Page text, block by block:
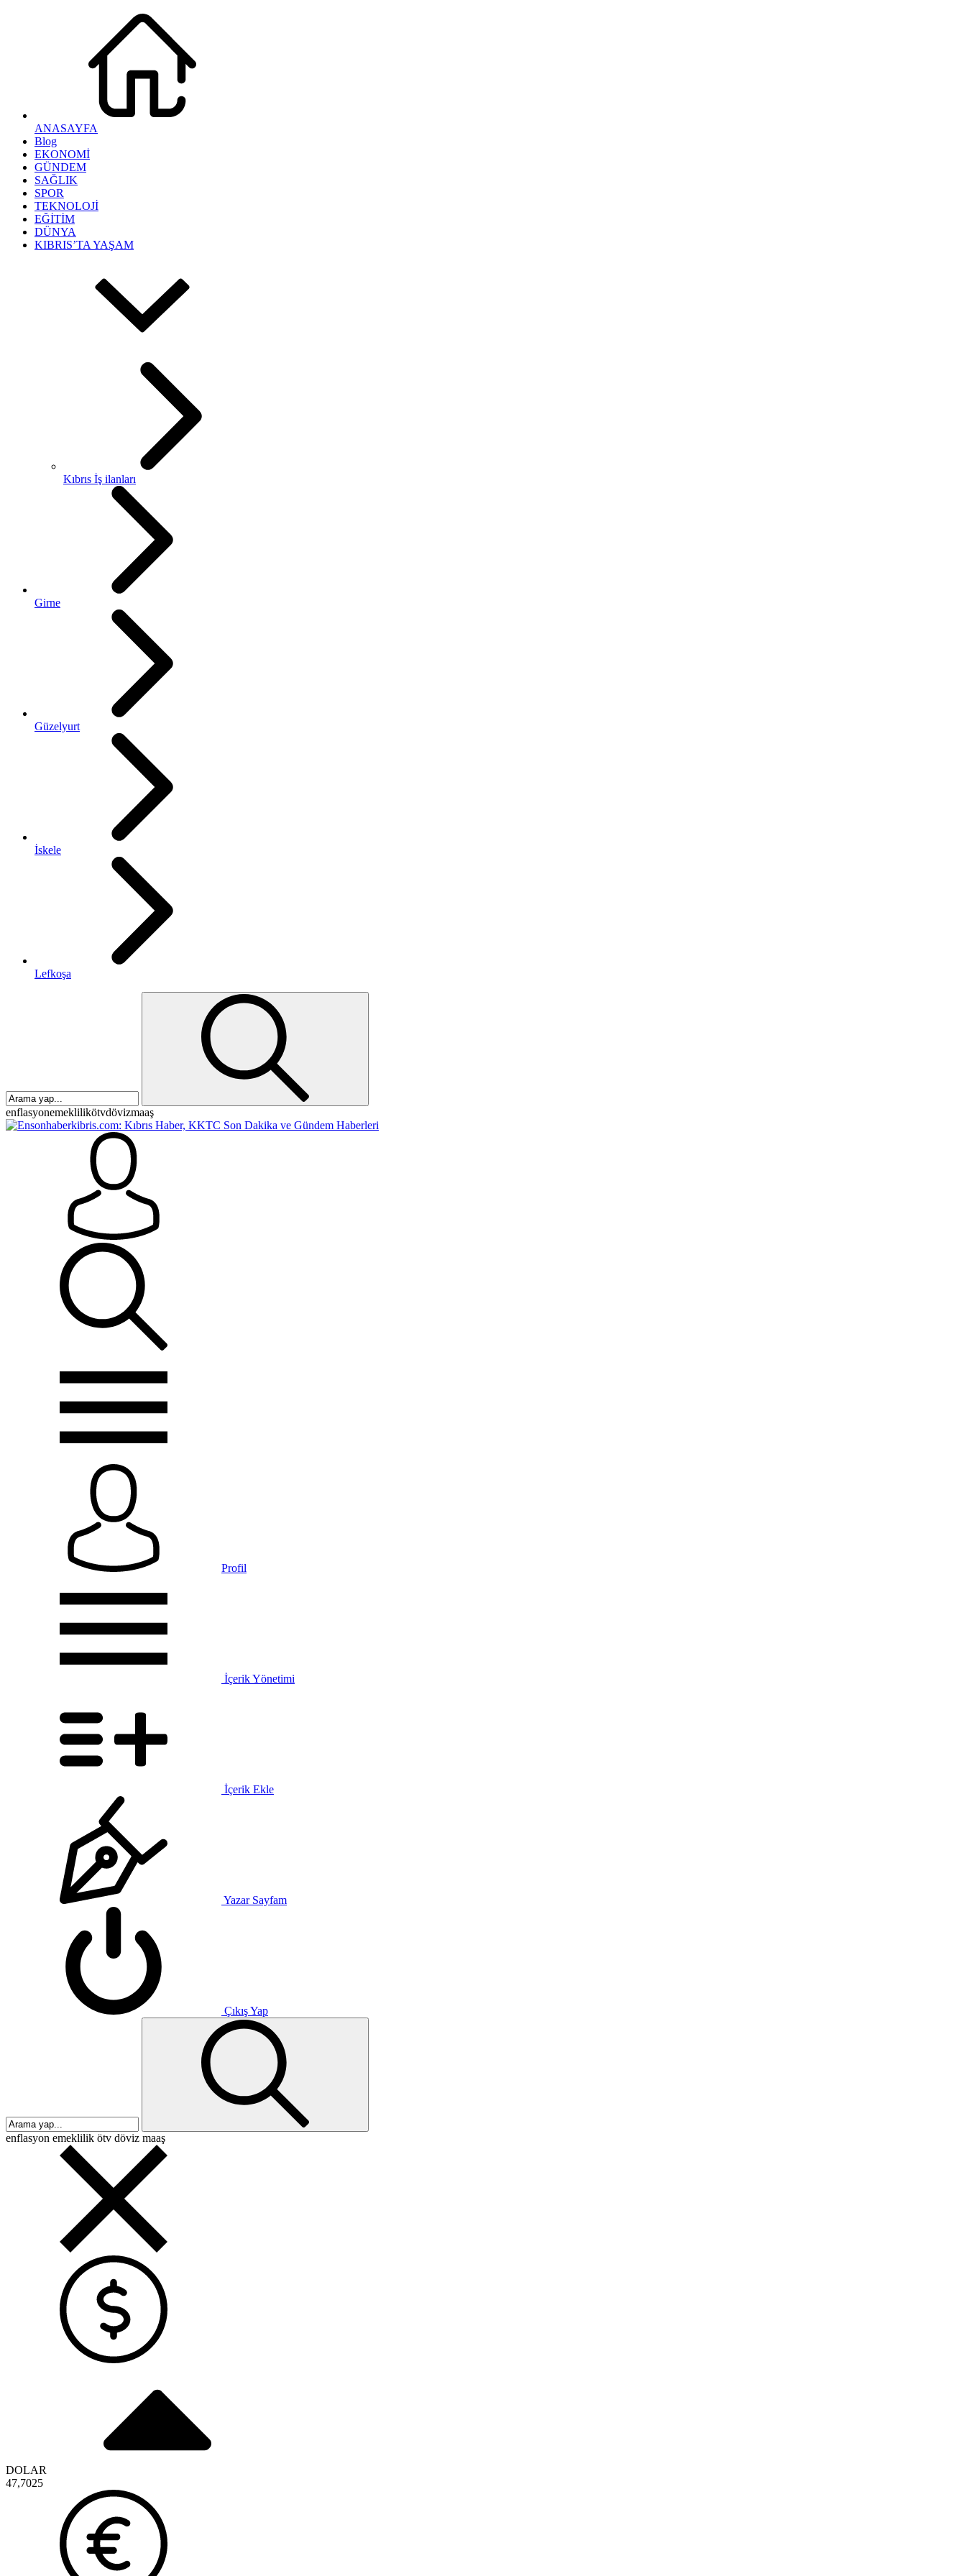
ANASAYFA
Blog
EKONOMİ
GÜNDEM
SAĞLIK
SPOR
TEKNOLOJİ
EĞİTİM
DÜNYA
KIBRIS’TA YAŞAM
Kıbrıs İş ilanları
Girne
Güzelyurt
İskele
Lefkoşa
enflasyonemeklilikötvdövizmaaş
Profil
İçerik Yönetimi
İçerik Ekle
Yazar Sayfam
Çıkış Yap
enflasyon emeklilik ötv döviz maaş
DOLAR
47,7025